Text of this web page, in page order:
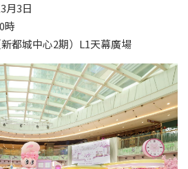
月3日
時
都城中心2期）L1天幕廣場